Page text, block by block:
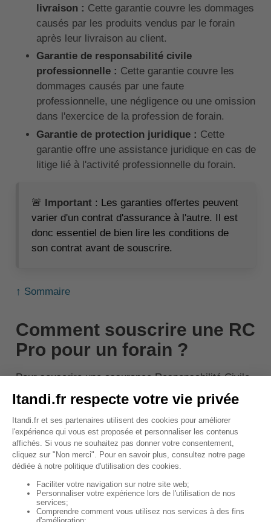
livraison : Cette garantie couvre les dommages
causés par les produits vendus par le forain
après leur livraison au client.
Garantie de responsabilité civile
professionnelle : Cette garantie couvre les
dommages causés par une faute
professionnelle, une négligence ou une omission
dans l'exercice de la profession de forain.
Garantie de protection juridique : Cette
garantie offre une assistance juridique en cas de
litige lié à l'activité professionnelle du forain.
🚨 Important : Les garanties offertes peuvent
varier d'un contrat d'assurance à l'autre. Il est
donc essentiel de bien lire les conditions de
son contrat avant de souscrire.
↑ Sommaire
Comment souscrire une RC
Pro pour un forain ?
Pour souscrire une assurance Responsabilité Civile
Professionnelle (RC Pro) en tant que forain, il est
recommandé de contacter un courtier ou un assureur
spécialisé. Ces professionnels pourront vous aider à
identifier lesrisques spécifiquesà votre activité et
à choisir les garanties les plus adaptées.
activité, comme letype de manègesou deproduits
que vous proposez, le nombre d'événements